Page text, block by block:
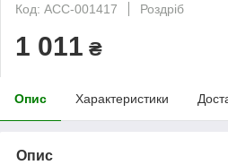
Код: ACC-001417
Роздріб
1 011 ₴
Опис Характеристики
Опис